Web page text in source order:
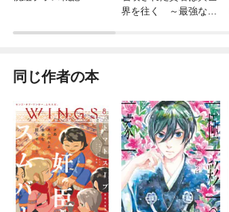
界を往く ～最強なの
同じ作者の本